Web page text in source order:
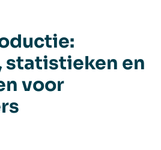
statistieken en
voor